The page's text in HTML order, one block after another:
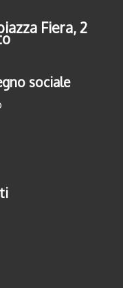
Fiera, 2
sociale